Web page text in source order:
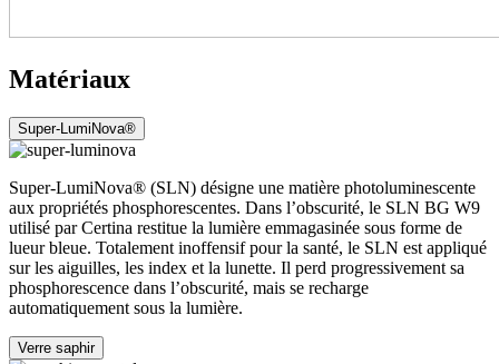
Matériaux
Super-LumiNova®
Super-LumiNova® (SLN) désigne une matière photoluminescente
aux propriétés phosphorescentes. Dans l’obscurité, le SLN BG W9
utilisé par Certina restitue la lumière emmagasinée sous forme de
lueur bleue. Totalement inoffensif pour la santé, le SLN est appliqué
sur les aiguilles, les index et la lunette. Il perd progressivement sa
phosphorescence dans l’obscurité, mais se recharge
automatiquement sous la lumière.
Verre saphir